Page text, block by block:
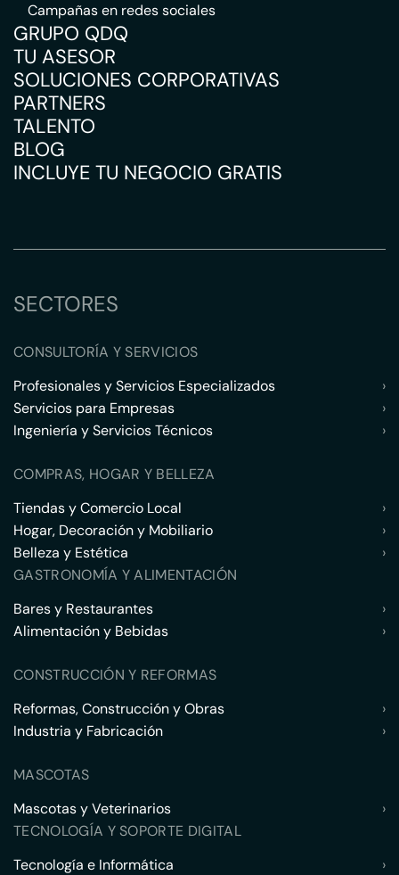
Campañas en redes sociales
GRUPO QDQ
TU ASESOR
SOLUCIONES CORPORATIVAS
PARTNERS
TALENTO
BLOG
INCLUYE TU NEGOCIO GRATIS
SECTORES
CONSULTORÍA Y SERVICIOS
Profesionales y Servicios Especializados
›
Servicios para Empresas
›
Ingeniería y Servicios Técnicos
›
COMPRAS, HOGAR Y BELLEZA
Tiendas y Comercio Local
›
Hogar, Decoración y Mobiliario
›
Belleza y Estética
›
GASTRONOMÍA Y ALIMENTACIÓN
Bares y Restaurantes
›
Alimentación y Bebidas
›
CONSTRUCCIÓN Y REFORMAS
Reformas, Construcción y Obras
›
Industria y Fabricación
›
MASCOTAS
Mascotas y Veterinarios
›
TECNOLOGÍA Y SOPORTE DIGITAL
Tecnología e Informática
›